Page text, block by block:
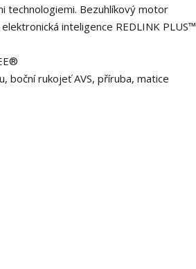
technologiemi. Bezuhlíkový motor
inteligence REDLINK PLUS™
boční rukojeť AVS, příruba, matice